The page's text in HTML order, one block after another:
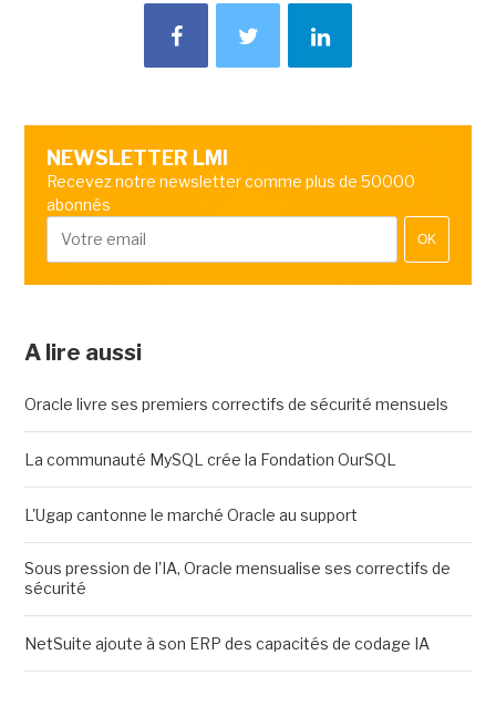
NEWSLETTER LMI
Recevez notre newsletter comme plus de 50000
abonnés
OK
A lire aussi
Oracle livre ses premiers correctifs de sécurité mensuels
La communauté MySQL crée la Fondation OurSQL
L'Ugap cantonne le marché Oracle au support
Sous pression de l'IA, Oracle mensualise ses correctifs de
sécurité
NetSuite ajoute à son ERP des capacités de codage IA